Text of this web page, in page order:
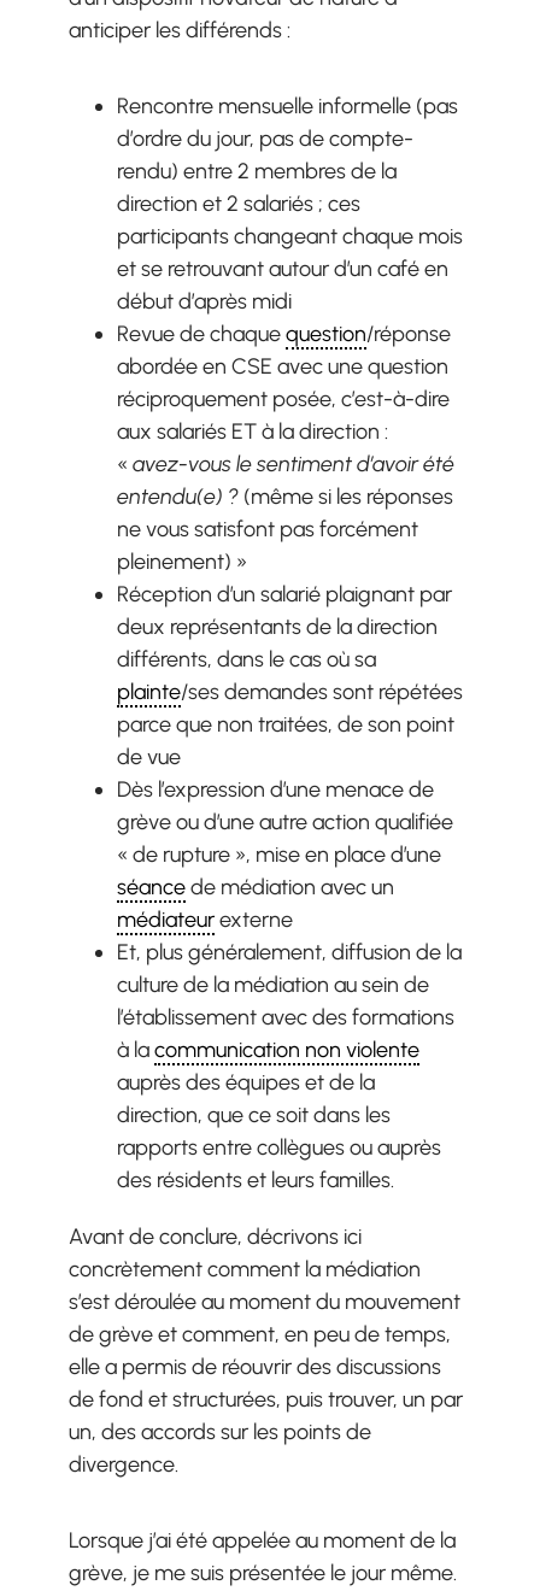
anticiper les différends :
Rencontre mensuelle informelle (pas
d’ordre du jour, pas de compte-
rendu) entre 2 membres de la
direction et 2 salariés ; ces
participants changeant chaque mois
et se retrouvant autour d’un café en
début d’après midi
Revue de chaquequestion/réponse
abordée en CSE avec une question
réciproquement posée, c’est-à-dire
aux salariés ET à la direction :
«avez-vous le sentiment d’avoir été
entendu(e) ? (même si les réponses
ne vous satisfont pas forcément
pleinement) »
Réception d’un salarié plaignant par
deux représentants de la direction
différents, dans le cas où sa
plainte/ses demandes sont répétées
parce que non traitées, de son point
de vue
Dès l’expression d’une menace de
grève ou d’une autre action qualifiée
« de rupture », mise en place d’une
séancede médiation avec un
médiateurexterne
Et, plus généralement, diffusion de la
culture de la médiation au sein de
l’établissement avec des formations
à lacommunication non violente
auprès des équipes et de la
direction, que ce soit dans les
rapports entre collègues ou auprès
des résidents et leurs familles.
Avant de conclure, décrivons ici
concrètement comment la médiation
s’est déroulée au moment du mouvement
de grève et comment, en peu de temps,
elle a permis de réouvrir des discussions
de fond et structurées, puis trouver, un par
un, des accords sur les points de
divergence.
Lorsque j’ai été appelée au moment de la
grève, je me suis présentée le jour même.